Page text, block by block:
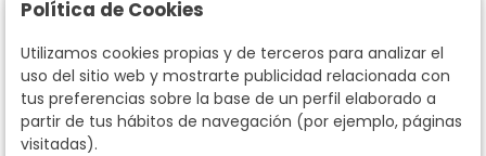
privacidad
Según la LOPD y disposiciones de desarrollo, informamos que sus
datos personales serán tratados por parte de Subastas Segre con la
finalidad de gestionar la relación comercial. Puede ejercitar los
derechos de acceso, rectificación, cancelación, oposición y demás
derechos en los términos establecidos en la normativa vigente
dirigiéndote a nosotros. Asimismo, nos puede solicitar el envío de
Política de Cookies
Utilizamos cookies propias y de terceros para analizar el
uso del sitio web y mostrarte publicidad relacionada con
tus preferencias sobre la base de un perfil elaborado a
partir de tus hábitos de navegación (por ejemplo, páginas
visitadas).